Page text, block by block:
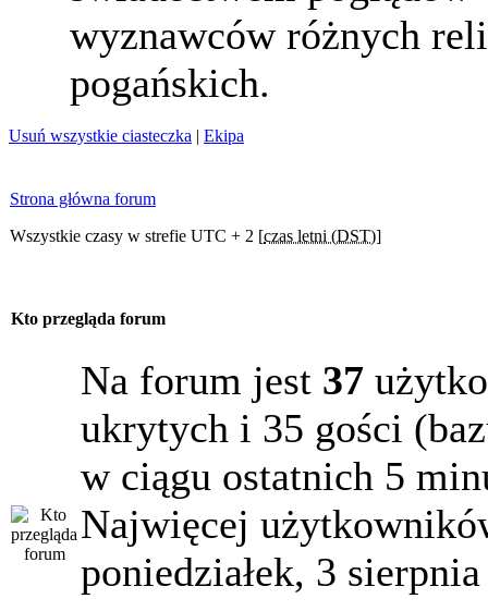
wyznawców różnych
pogańskich.
Usuń wszystkie ciasteczka | Ekipa
Strona główna forum
Wszystkie czasy w strefie UTC + 2 [czas letni (DST)]
Kto przegląda forum
Na forum jest 37
ukrytych i 35 gości
w ciągu ostatnich 5
Najwięcej
poniedziałek, 3